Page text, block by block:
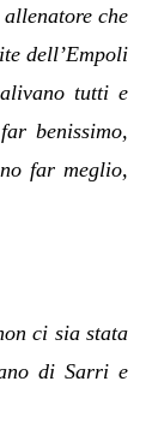
che
dell’Empoli
tutti e
benissimo,
far meglio,
ci sia stata
di Sarri e